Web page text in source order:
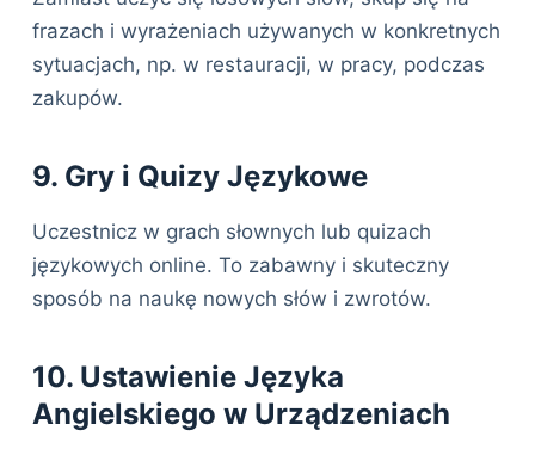
frazach i wyrażeniach używanych w konkretnych
sytuacjach, np. w restauracji, w pracy, podczas
zakupów.
9. Gry i Quizy Językowe
Uczestnicz w grach słownych lub quizach
językowych online. To zabawny i skuteczny
sposób na naukę nowych słów i zwrotów.
10. Ustawienie Języka
Angielskiego w Urządzeniach